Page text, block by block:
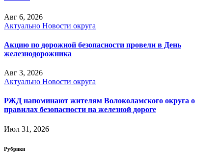
Авг 6, 2026
Актуально Новости округа
Акцию по дорожной безопасности провели в День
железнодорожника
Авг 3, 2026
Актуально Новости округа
РЖД напоминают жителям Волоколамского округа о
правилах безопасности на железной дороге
Июл 31, 2026
Рубрики